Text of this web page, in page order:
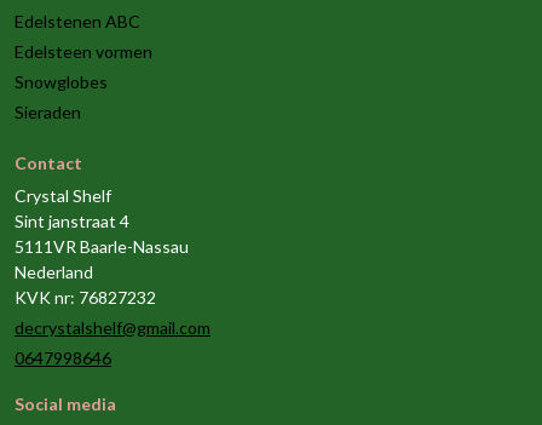
Edelstenen ABC
Edelsteen vormen
Snowglobes
Sieraden
Contact
Crystal Shelf
Sint janstraat 4
5111VR Baarle-Nassau
Nederland
KVK nr: 76827232
decrystalshelf@gmail.com
0647998646
Social media